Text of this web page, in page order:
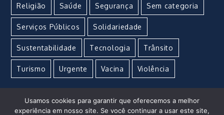
Religião Saúde Segurança Sem categoria
Serviços Públicos Solidariedade
Sustentabilidade Tecnologia Trânsito
Turismo Urgente Vacina Violência
Usamos cookies para garantir que oferecemos a melhor
experiência em nosso site. Se você continuar a usar este site,